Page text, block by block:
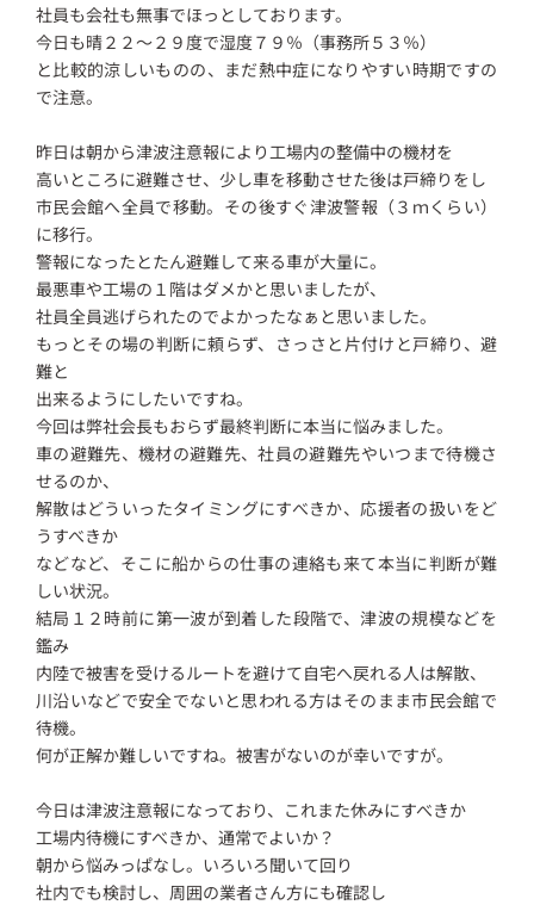
社員も会社も無事でほっとしております。
今日も晴２２～２９度で湿度７９％（事務所５３％）
と比較的涼しいものの、まだ熱中症になりやすい時期ですの
で注意。
昨日は朝から津波注意報により工場内の整備中の機材を
高いところに避難させ、少し車を移動させた後は戸締りをし
市民会館へ全員で移動。その後すぐ津波警報（３ｍくらい）
に移行。
警報になったとたん避難して来る車が大量に。
最悪車や工場の１階はダメかと思いましたが、
社員全員逃げられたのでよかったなぁと思いました。
もっとその場の判断に頼らず、さっさと片付けと戸締り、避
難と
出来るようにしたいですね。
今回は弊社会長もおらず最終判断に本当に悩みました。
車の避難先、機材の避難先、社員の避難先やいつまで待機さ
せるのか、
解散はどういったタイミングにすべきか、応援者の扱いをど
うすべきか
などなど、そこに船からの仕事の連絡も来て本当に判断が難
しい状況。
結局１２時前に第一波が到着した段階で、津波の規模などを
鑑み
内陸で被害を受けるルートを避けて自宅へ戻れる人は解散、
川沿いなどで安全でないと思われる方はそのまま市民会館で
待機。
何が正解か難しいですね。被害がないのが幸いですが。
今日は津波注意報になっており、これまた休みにすべきか
工場内待機にすべきか、通常でよいか？
朝から悩みっぱなし。いろいろ聞いて回り
社内でも検討し、周囲の業者さん方にも確認し